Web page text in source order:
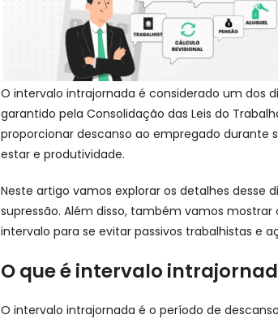
O intervalo intrajornada é considerado um dos
garantido pela Consolidação das Leis do
proporcionar descanso ao empregado durante
estar e produtividade.
Neste artigo vamos explorar os detalhes desse
supressão. Além disso, também vamos
intervalo para se evitar passivos trabalhistas e
O que é intervalo
O intervalo intrajornada é o período de